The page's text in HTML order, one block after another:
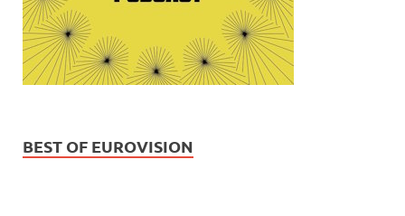
BEST OF EUROVISION